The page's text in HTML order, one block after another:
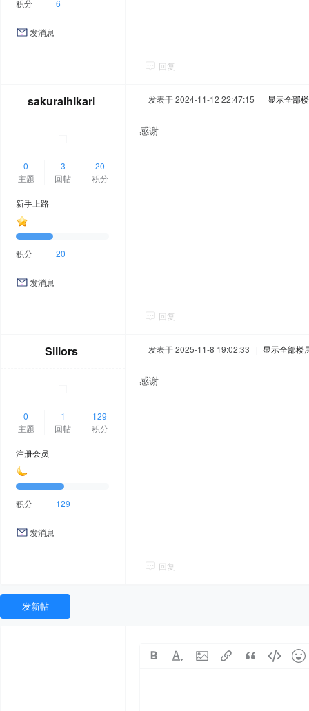
积分 6
发消息
回复
sakuraihikari
0
主题
3
回帖
20
积分
新手上路
积分 20
发消息
发表于 2024-11-12 22:47:15 显示全部
感谢
回复
Sillors
0
主题
1
回帖
129
积分
注册会员
积分 129
发消息
发表于 2025-11-8 19:02:33 显示全部楼
感谢
回复
发新帖